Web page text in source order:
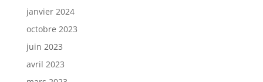
janvier 2024
octobre 2023
juin 2023
avril 2023